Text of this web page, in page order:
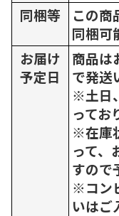
同梱等
この商
同梱可
お届け
予定日
商品は
で発送
※土日
ってお
※在庫
って、
すので
※コン
いはご